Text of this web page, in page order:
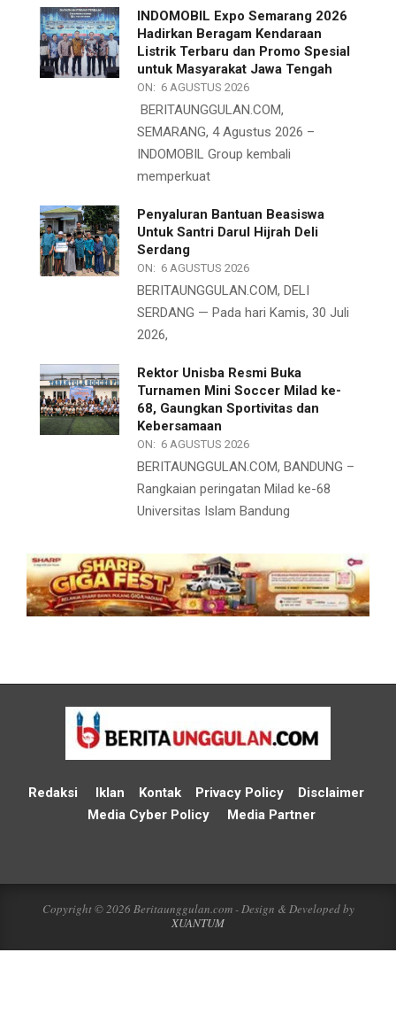
INDOMOBIL Expo Semarang 2026
Hadirkan Beragam Kendaraan
Listrik Terbaru dan Promo Spesial
untuk Masyarakat Jawa Tengah
ON: 6 AGUSTUS 2026
BERITAUNGGULAN.COM,
SEMARANG, 4 Agustus 2026 –
INDOMOBIL Group kembali
memperkuat
Penyaluran Bantuan Beasiswa
Untuk Santri Darul Hijrah Deli
Serdang
ON: 6 AGUSTUS 2026
BERITAUNGGULAN.COM, DELI
SERDANG — Pada hari Kamis, 30 Juli
2026,
Rektor Unisba Resmi Buka
Turnamen Mini Soccer Milad ke-
68, Gaungkan Sportivitas dan
Kebersamaan
ON: 6 AGUSTUS 2026
BERITAUNGGULAN.COM, BANDUNG –
Rangkaian peringatan Milad ke-68
Universitas Islam Bandung
Redaksi Iklan Kontak Privacy Policy
Disclaimer
Media Cyber Policy
Media Partner
Copyright © 2026 Beritaunggulan.com - Design & Developed by
XUANTUM